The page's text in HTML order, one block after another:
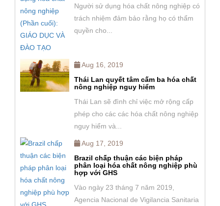
Người sử dụng hóa chất nông nghiệp có
trách nhiệm đảm bảo rằng họ có thẩm
quyền cho...
Aug 16, 2019
Thái Lan quyết tâm cấm ba hóa chất
nông nghiệp nguy hiểm
Thái Lan sẽ đình chỉ việc mở rộng cấp
phép cho các các hóa chất nông nghiệp
nguy hiểm và...
Aug 17, 2019
Brazil chấp thuận các biện pháp
phân loại hóa chất nông nghiệp phù
hợp với GHS
Vào ngày 23 tháng 7 năm 2019,
Agencia Nacional de Vigilancia Sanitaria